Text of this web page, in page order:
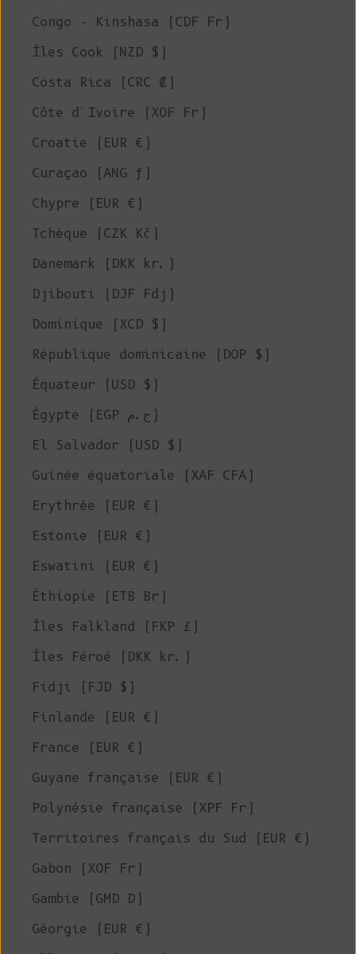
Congo - Kinshasa (CDF Fr)
Îles Cook (NZD $)
Costa Rica (CRC ₡)
Côte d'Ivoire (XOF Fr)
Croatie (EUR €)
Curaçao (ANG ƒ)
Chypre (EUR €)
Tchèque (CZK Kč)
Danemark (DKK kr.)
Djibouti (DJF Fdj)
Dominique (XCD $)
République dominicaine (DOP $)
Équateur (USD $)
Égypte (EGP ج.م)
El Salvador (USD $)
Guinée équatoriale (XAF CFA)
Erythrée (EUR €)
Estonie (EUR €)
Eswatini (EUR €)
Éthiopie (ETB Br)
Îles Falkland (FKP £)
Îles Féroé (DKK kr.)
Fidji (FJD $)
Finlande (EUR €)
France (EUR €)
Guyane française (EUR €)
Polynésie française (XPF Fr)
Territoires français du Sud (EUR €)
Gabon (XOF Fr)
Gambie (GMD D)
Géorgie (EUR €)